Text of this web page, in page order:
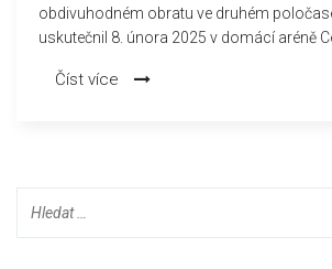
obdivuhodném obratu ve druhém
uskutečnil 8. února 2025 v domácí aréně
Rozhodujícím faktorem byly taktické
Číst více